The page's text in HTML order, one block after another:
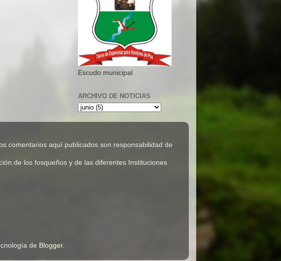
Escudo municipal
ARCHIVO DE NOTICIAS
comentarios aquí publicados son responsabilidad de
de los fosqueños y de las diferentes Instituciones
de Blogger.